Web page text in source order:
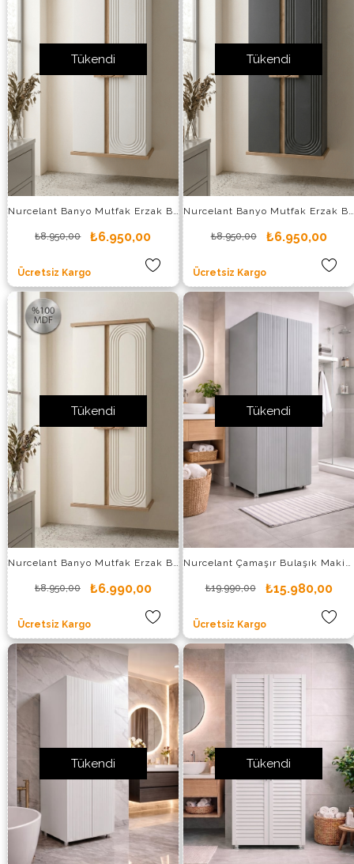
Tükendi
Nurcelant Banyo Mutfak Erzak Boy Dolabı Mdf Beyaz
₺6.950,00
₺8.950,00
Ücretsiz Kargo
Tükendi
Nurcelant Banyo Mutfak Erzak Boy Dolabı Mdf Antrasit
₺6.950,00
₺8.950,00
Ücretsiz Kargo
Tükendi
Nurcelant Banyo Mutfak Erzak Boy Dolabı Mdf Krem
₺6.990,00
₺8.950,00
Ücretsiz Kargo
Tükendi
Nurcelant Çamaşır Bulaşık Makinesi Kurutmalık Dolabı MDF Açık Gri
₺15.980,00
₺19.990,00
Ücretsiz Kargo
Tükendi Tükendi